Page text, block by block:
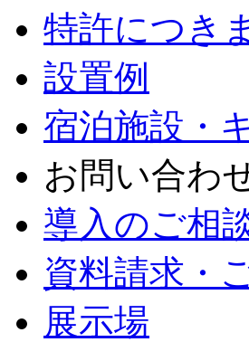
特許につき
設置例
宿泊施設・
お問い合わ
導入のご相
資料請求・
展示場